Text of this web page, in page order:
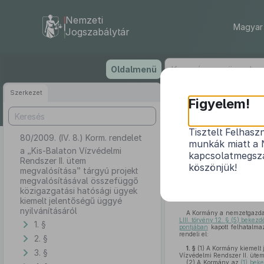
tartalomra
Nemzeti
Jogszabálytár
Oldalmenü
Szerkezet
80/2009. (IV. 8.) Korm. rendelet
a „Kis-Balaton Vízvédelmi
Rendszer II. ütem
megvalósítása” tárgyú projekt
megvalósításával összefüggő
közigazgatási hatósági ügyek
kiemelt jelentőségű üggyé
nyilvánításáról
1. §
2. §
3. §
a „Kis-
A Kormány a
LIII. törvény 12. § (5)
pontjában kapott
rendeli el:
1. § (1) A Kormány
Vízvédelmi Rendszer II.
(2) A Kormány az (1)
Figyelem!
Tisztelt
munkák miatt a
köszönjük!